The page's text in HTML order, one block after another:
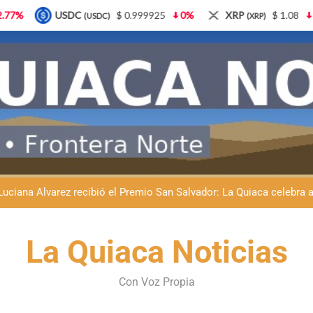
Natación inclusiva en La Quiaca: Celia Zenteno destacó el
La Quiaca defendió la soberanía nacional: el municipio
Natación inclusiva en La Quiaca: Celia Zenteno destacó el
La Quiaca defendió la soberanía nacional: el municipio
La Quiaca Noticias
Con Voz Propia
$ 0.999925 0% XRP(XRP) $ 1.08 3.87% Solana(SOL)